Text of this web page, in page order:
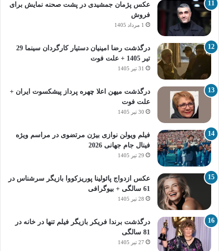
عکس پژمان جمشیدی در پشت صحنه نمایش برای
فروش
1 مرداد 1405
درگذشت رضا امینیان دستیار کارگردان سینما 29
تیر 1405 + علت فوت
31 تیر 1405
درگذشت میهن اعلا چهره پرداز پیشکسوت ایران +
علت فوت
30 تیر 1405
فیلم ویولن نوازی بیژن مرتضوی در مراسم ویژه
فینال جام جهانی 2026
29 تیر 1405
عکس ازدواج پائولینا پوریزکووا بازیگر سرشناس در
61 سالگی + بیوگرافی
28 تیر 1405
درگذشت برندا فریکر بازیگر فیلم تنها در خانه در
81 سالگی
27 تیر 1405